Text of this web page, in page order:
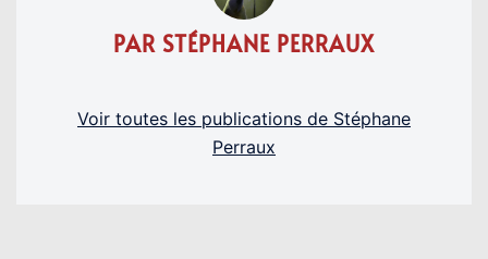
PAR STÉPHANE PERRAUX
Voir toutes les publications de Stéphane
Perraux